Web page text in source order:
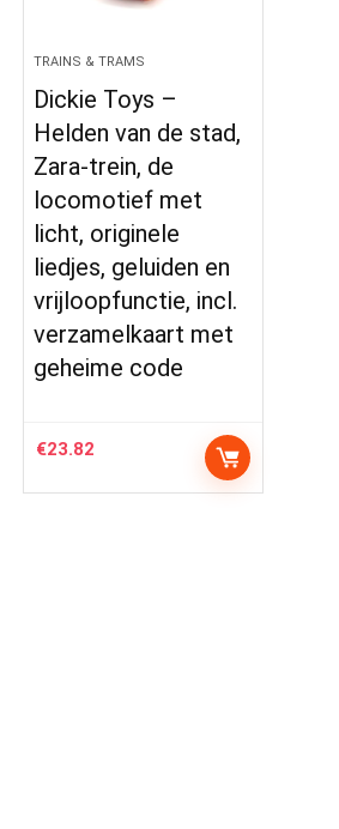
TRAINS & TRAMS
Dickie Toys –
Helden van de stad,
Zara-trein, de
locomotief met
licht, originele
liedjes, geluiden en
vrijloopfunctie, incl.
verzamelkaart met
geheime code
€23.82